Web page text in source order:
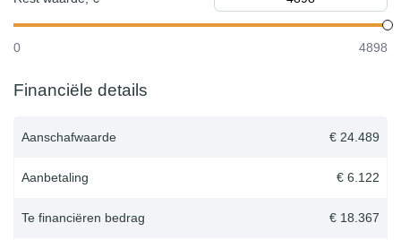
0 4898
Financiële details
Aanschafwaarde € 24.489
Aanbetaling € 6.122
Te financiëren bedrag € 18.367